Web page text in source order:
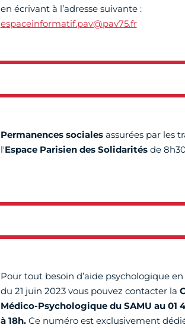
en écrivant à l’adresse suivante :
espaceinformatif.pav@pav75.fr
Permanences sociales assurées par les
l'Espace Parisien des Solidaritésde 8h30
Pour tout besoin d’aide psychologique en
du 21 juin 2023 vous pouvez contacter la
Médico-Psychologique du SAMU au 01
à 18h.Ce numéro est exclusivement